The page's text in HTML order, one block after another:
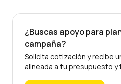
¿Buscas apoyo para
campaña?
Solicita cotización y recibe
alineada a tu presupuesto y